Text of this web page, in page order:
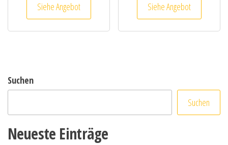
Siehe Angebot Siehe Angebot
Suchen
Suchen
Neueste Einträge